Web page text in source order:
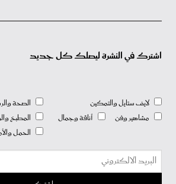
اشترك في النشرة ليصلك كل جديد
لايف ستايل والتمكين
مشاهير وفن
أناقة وجمال
الصحة
المطبخ
الحمل